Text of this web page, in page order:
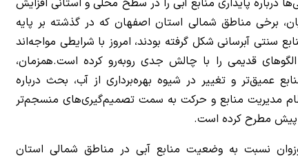
درباره پایداری منابع آبی را در سطح محلی و استانی افزایش
برخی مناطق شمالی استان اصفهان که در گذشته بر پایه
سنتی آبرسانی شکل گرفته بودند، امروز با شرایطی مواجه‌اند
قدیمی را با چالش جدی روبه‌رو کرده است.همزمان،
عمیق‌تر و تغییر در شیوه بهره‌برداری از آب، بحث درباره
مدیریت منابع و حرکت به سمت تصمیم‌گیری‌های منسجم‌تر
پیش مطرح کرده است.
نسبت به وضعیت منابع آبی در مناطق شمالی استان